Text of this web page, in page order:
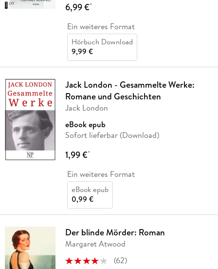
6,99 €*
Ein weiteres Format
Hörbuch Download
9,99 €
Jack London - Gesammelte Werke:
Romane und Geschichten
Jack London
eBook epub
Sofort lieferbar (Download)
1,99 €*
Ein weiteres Format
eBook epub
0,99 €
Der blinde Mörder: Roman
Margaret Atwood
(62)